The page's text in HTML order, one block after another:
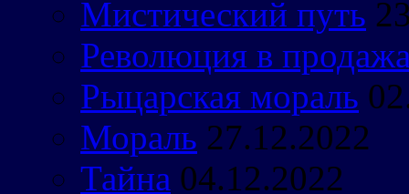
Мистический путь
Революция в
Рыцарская мораль
Мораль 27.12.2022
Тайна 04.12.2022